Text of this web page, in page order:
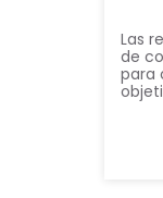
Las
de
para